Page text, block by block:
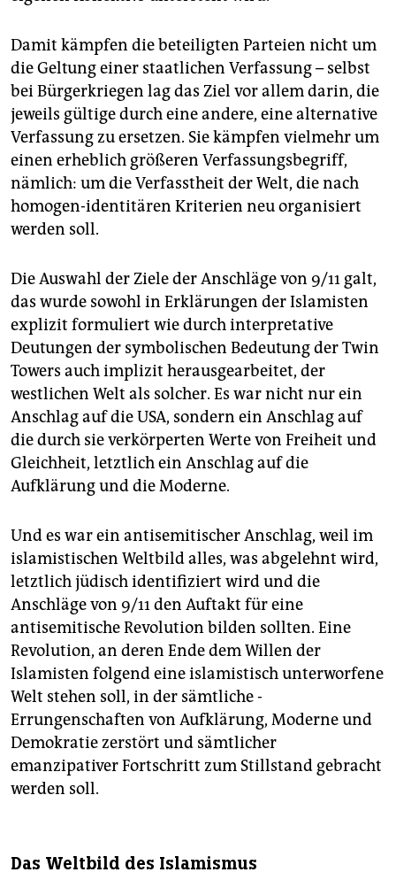
Damit kämpfen die beteiligten Parteien nicht um
die Geltung einer staatlichen Verfassung – selbst
bei Bürgerkriegen lag das Ziel vor allem darin, die
jeweils gültige durch eine andere, eine alternative
Verfassung zu ersetzen. Sie kämpfen vielmehr um
einen erheblich größeren Verfassungsbegriff,
nämlich: um die Verfasstheit der Welt, die nach
homogen-identitären Kriterien neu organisiert
werden soll.
Die Auswahl der Ziele der Anschläge von 9/11 galt,
das wurde sowohl in Erklärungen der Islamisten
explizit formuliert wie durch interpretative
Deutungen der symbolischen Bedeutung der Twin
Towers auch implizit herausgearbeitet, der
westlichen Welt als solcher. Es war nicht nur ein
Anschlag auf die USA, sondern ein Anschlag auf
die durch sie verkörperten Werte von Freiheit und
Gleichheit, letztlich ein Anschlag auf die
Aufklärung und die Moderne.
Und es war ein antisemitischer Anschlag, weil im
islamistischen Weltbild alles, was abgelehnt wird,
letztlich jüdisch identifiziert wird und die
Anschläge von 9/11 den Auftakt für eine
antisemitische Revolution bilden sollten. Eine
Revolution, an deren Ende dem Willen der
Islamisten folgend eine islamistisch unterworfene
Welt stehen soll, in der sämtliche ­
Errungenschaften von Aufklärung, Moderne und
Demokratie zerstört und sämtlicher
emanzipativer Fortschritt zum Stillstand gebracht
werden soll.
Das Weltbild des Islamismus